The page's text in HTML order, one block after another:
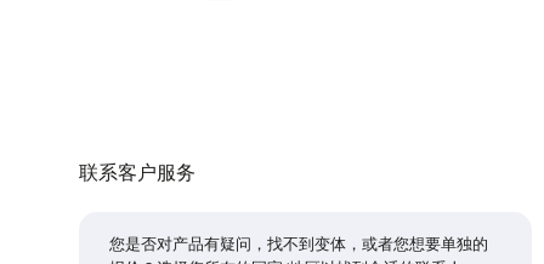
联系客户服务
您是否对产品有疑问，找不到变体，或者您想要单独的